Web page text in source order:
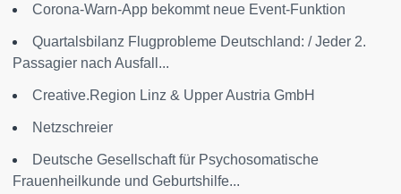
Corona-Warn-App bekommt neue Event-Funktion
Quartalsbilanz Flugprobleme Deutschland: / Jeder 2.
Passagier nach Ausfall...
Creative.Region Linz & Upper Austria GmbH
Netzschreier
Deutsche Gesellschaft für Psychosomatische
Frauenheilkunde und Geburtshilfe...